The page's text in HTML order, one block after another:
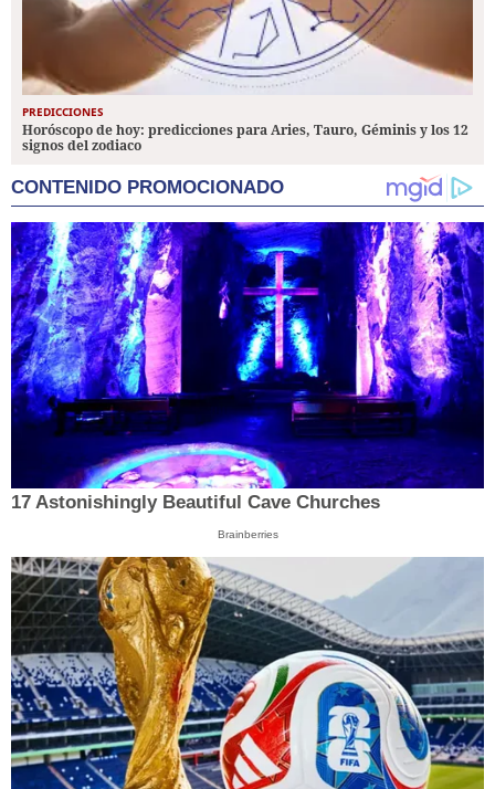
PREDICCIONES
Horóscopo de hoy: predicciones para Aries, Tauro, Géminis y los 12
signos del zodiaco
CONTENIDO PROMOCIONADO
17 Astonishingly Beautiful Cave Churches
Brainberries